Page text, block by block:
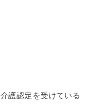
護認定を受けている